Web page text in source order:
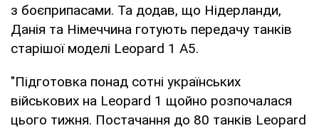
з боєприпасами. Та додав, що Нідерланди,
Данія та Німеччина готують передачу танків
старішої моделі Leopard 1 A5.
"Підготовка понад сотні українських
військових на Leopard 1 щойно розпочалася
цього тижня. Постачання до 80 танків Leopard